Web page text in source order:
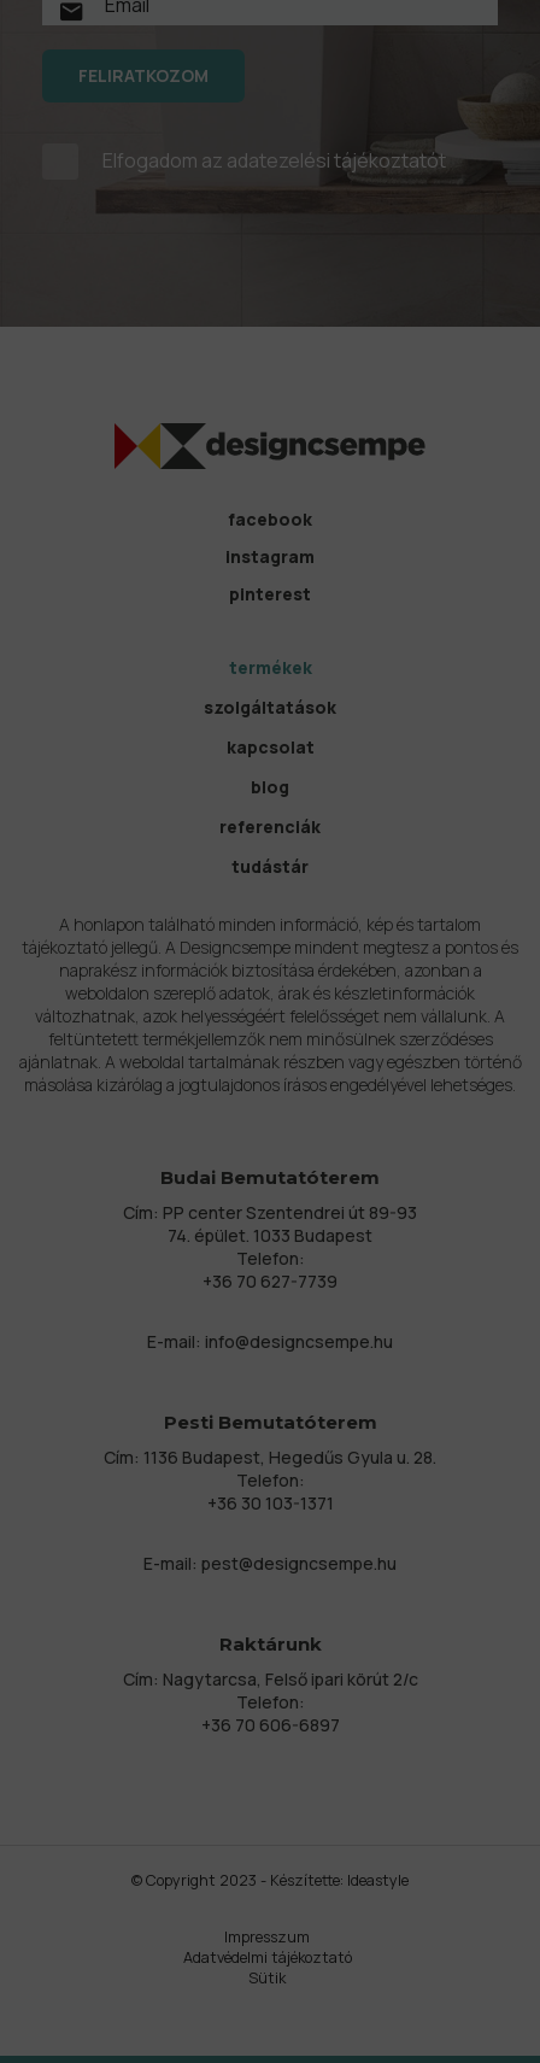
FELIRATKOZOM
Elfogadom az adatezelési tájékoztatót
facebook
instagram
pinterest
termékek
szolgáltatások
kapcsolat
blog
referenciák
tudástár
A honlapon található minden információ, kép és tartalom
tájékoztató jellegű. A Designcsempe mindent megtesz a pontos és
naprakész információk biztosítása érdekében, azonban a
weboldalon szereplő adatok, árak és készletinformációk
változhatnak, azok helyességéért felelősséget nem vállalunk. A
feltüntetett termékjellemzők nem minősülnek szerződéses
ajánlatnak. A weboldal tartalmának részben vagy egészben történő
másolása kizárólag a jogtulajdonos írásos engedélyével lehetséges.
Budai Bemutatóterem
Cím: PP center Szentendrei út 89-93
74. épület. 1033 Budapest
Telefon:
+36 70 627-7739
E-mail: info@designcsempe.hu
Pesti Bemutatóterem
Cím: 1136 Budapest, Hegedűs Gyula u. 28.
Telefon:
+36 30 103-1371
E-mail: pest@designcsempe.hu
Raktárunk
Cím: Nagytarcsa, Felső ipari körút 2/c
Telefon:
+36 70 606-6897
© Copyright 2023 - Készítette: Ideastyle
Impresszum
Adatvédelmi tájékoztató
Sütik